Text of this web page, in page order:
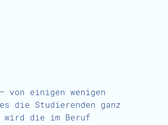
von einigen wenigen
die Studierenden ganz
wird die im Beruf